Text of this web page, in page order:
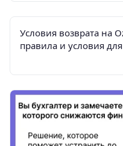
Условия возврата на
правила и условия